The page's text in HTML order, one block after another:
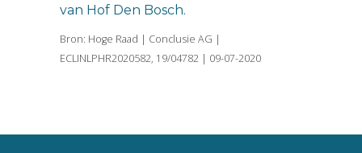
van Hof Den Bosch.
Bron: Hoge Raad | Conclusie AG |
ECLINLPHR2020582, 19/04782 | 09-07-2020